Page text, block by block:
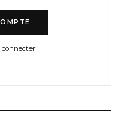
connecter